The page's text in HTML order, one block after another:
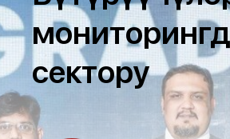
сектору